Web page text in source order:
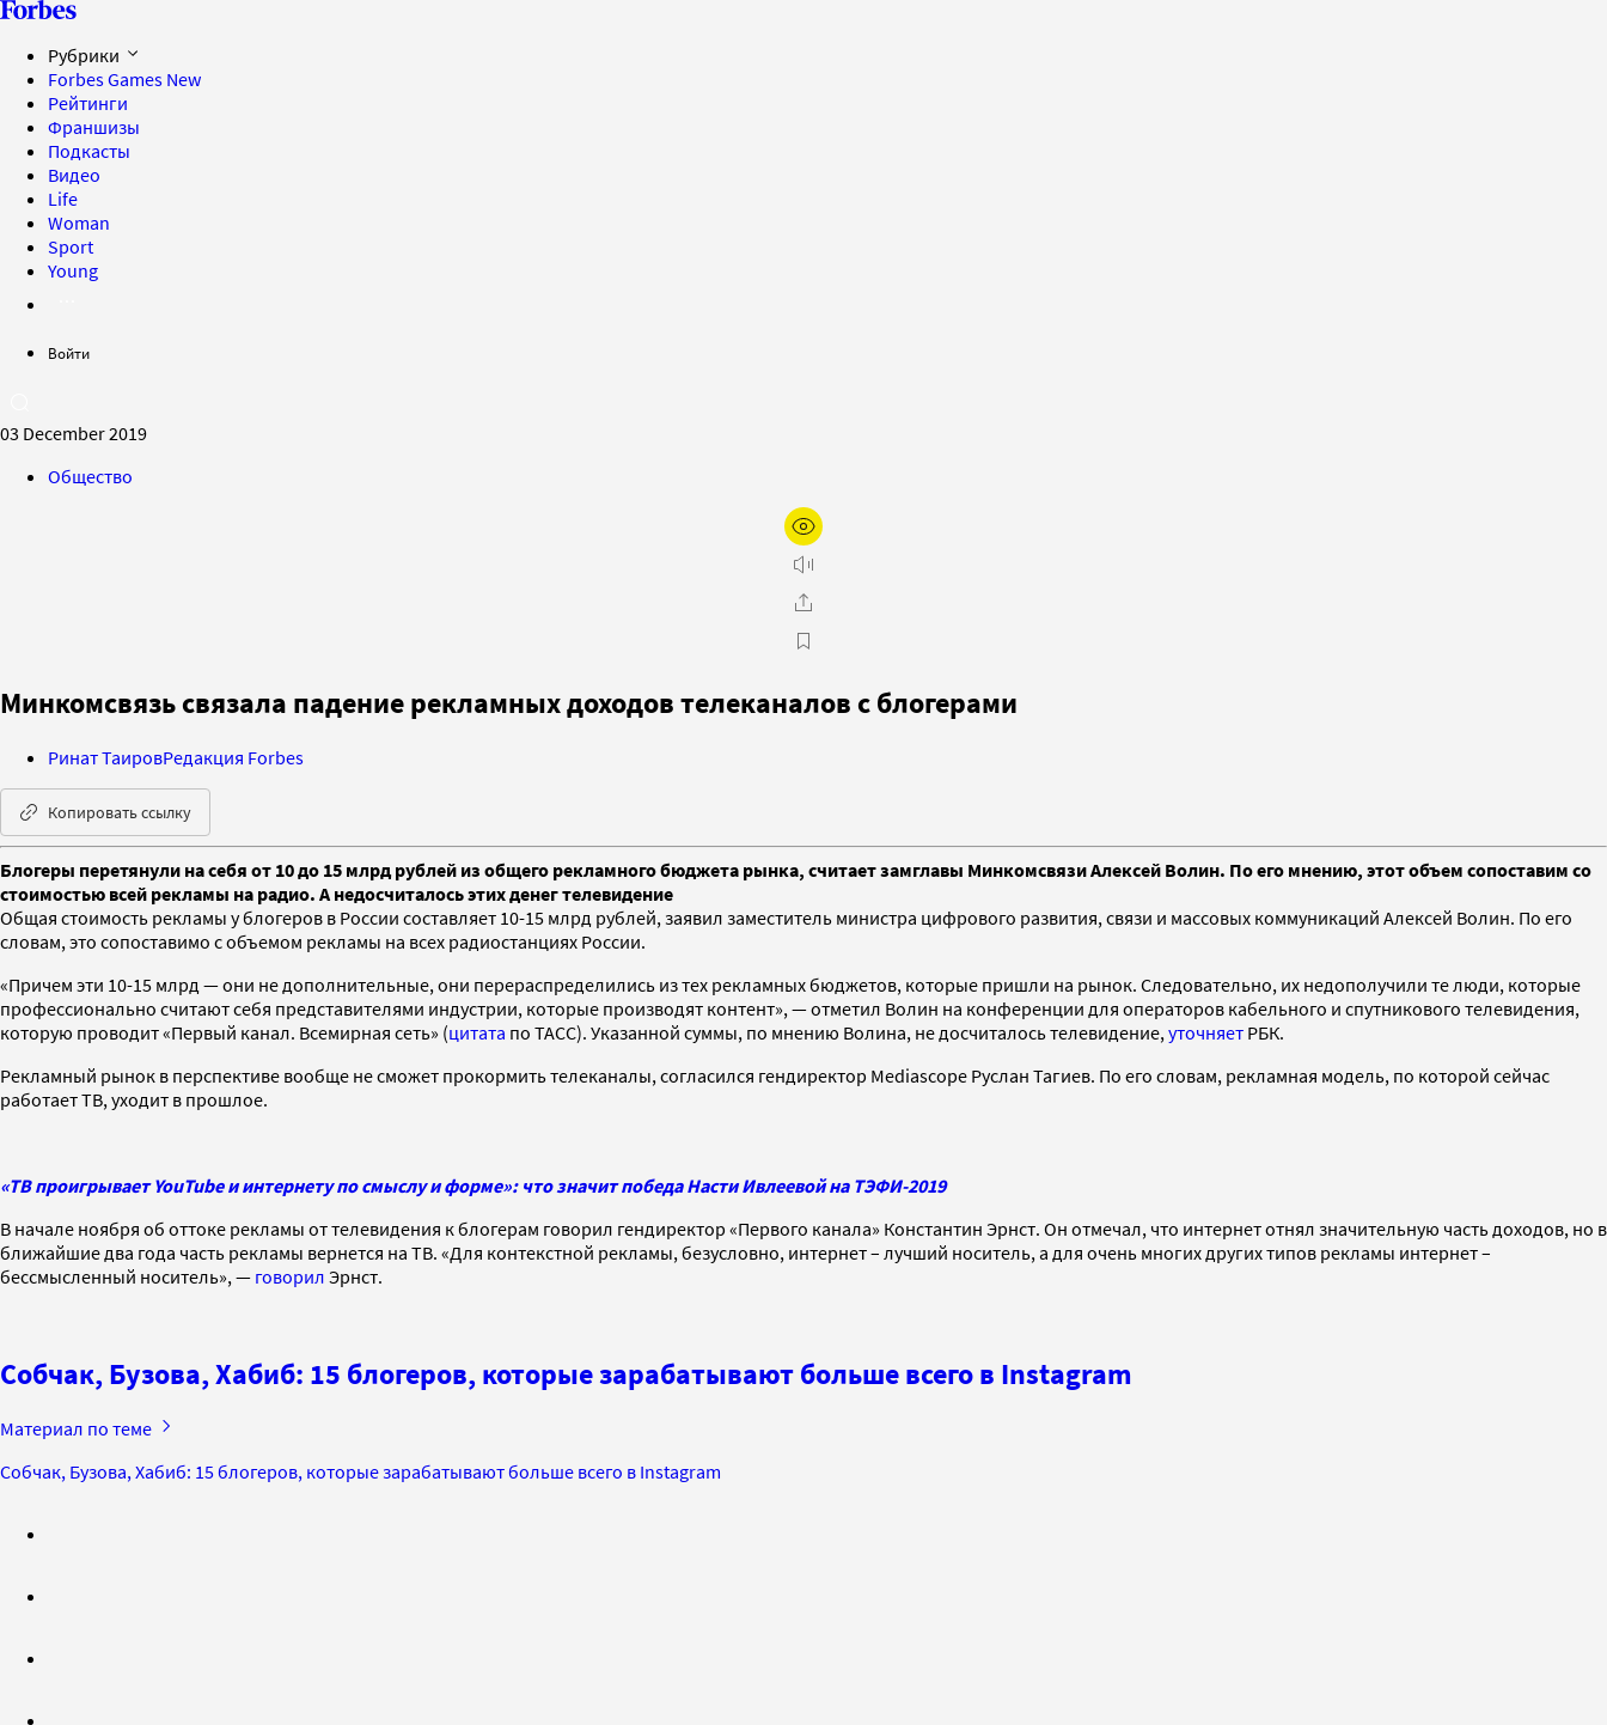
Рубрики
Forbes Games New
Рейтинги
Франшизы
Подкасты
Видео
Life
Woman
Sport
Young
Войти
03 December 2019
Общество
Минкомсвязь связала падение рекламных доходов телеканалов с блогерами
Ринат ТаировРедакция Forbes
Копировать ссылку
Блогеры перетянули на себя от 10 до 15 млрд рублей из общего рекламного бюджета рынка, считает замглавы Минкомсвязи Алексей Волин. По его мнению, этот объем сопоставим со
стоимостью всей рекламы на радио. А недосчиталось этих денег телевидение
Общая стоимость рекламы у блогеров в России составляет 10-15 млрд рублей, заявил заместитель министра цифрового развития, связи и массовых коммуникаций Алексей Волин. По его
словам, это сопоставимо с объемом рекламы на всех радиостанциях России.
«Причем эти 10-15 млрд — они не дополнительные, они перераспределились из тех рекламных бюджетов, которые пришли на рынок. Следовательно, их недополучили те люди, которые
профессионально считают себя представителями индустрии, которые производят контент», — отметил Волин на конференции для операторов кабельного и спутникового телевидения,
которую проводит «Первый канал. Всемирная сеть» (цитата по ТАСС). Указанной суммы, по мнению Волина, не досчиталось телевидение, уточняет РБК.
Рекламный рынок в перспективе вообще не сможет прокормить телеканалы, согласился гендиректор Mediascope Руслан Тагиев. По его словам, рекламная модель, по которой сейчас
работает ТВ, уходит в прошлое.
«ТВ проигрывает YouTube и интернету по смыслу и форме»: что значит победа Насти Ивлеевой на ТЭФИ-2019
В начале ноября об оттоке рекламы от телевидения к блогерам говорил гендиректор «Первого канала» Константин Эрнст. Он отмечал, что интернет отнял значительную часть доходов, но в
ближайшие два года часть рекламы вернется на ТВ. «Для контекстной рекламы, безусловно, интернет – лучший носитель, а для очень многих других типов рекламы интернет –
бессмысленный носитель», — говорил Эрнст.
Собчак, Бузова, Хабиб: 15 блогеров, которые зарабатывают больше всего в Instagram
Материал по теме
Собчак, Бузова, Хабиб: 15 блогеров, которые зарабатывают больше всего в Instagram